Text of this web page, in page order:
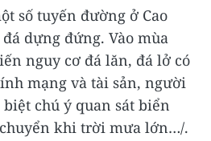
số tuyến đường ở Cao
dựng đứng. Vào mùa
nguy cơ đá lăn, đá lở có
mạng và tài sản, người
chú ý quan sát biển
khi trời mưa lớn…/.